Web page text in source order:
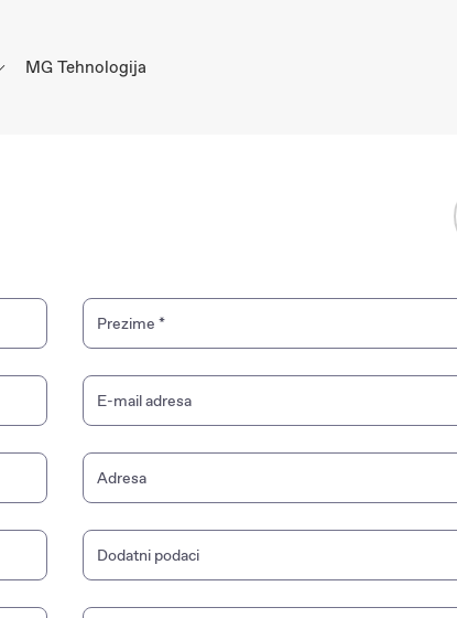
MG Tehnologija
Prezime *
E-mail adresa
Adresa
Dodatni podaci